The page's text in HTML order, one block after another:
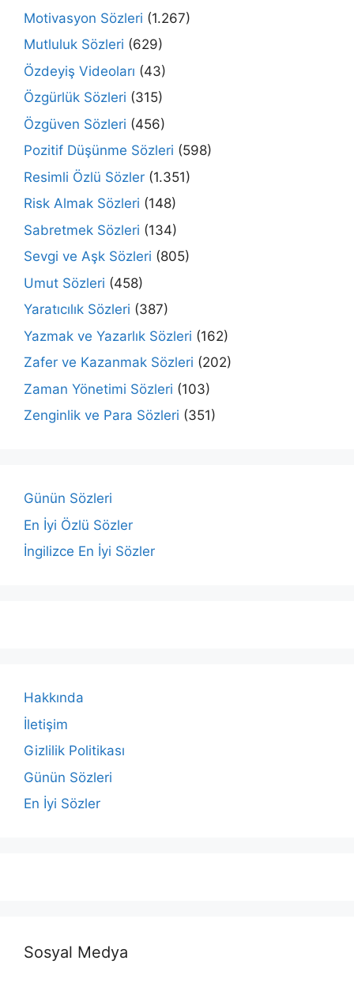
Motivasyon Sözleri (1.267)
Mutluluk Sözleri (629)
Özdeyiş Videoları (43)
Özgürlük Sözleri (315)
Özgüven Sözleri (456)
Pozitif Düşünme Sözleri (598)
Resimli Özlü Sözler (1.351)
Risk Almak Sözleri (148)
Sabretmek Sözleri (134)
Sevgi ve Aşk Sözleri (805)
Umut Sözleri (458)
Yaratıcılık Sözleri (387)
Yazmak ve Yazarlık Sözleri (162)
Zafer ve Kazanmak Sözleri (202)
Zaman Yönetimi Sözleri (103)
Zenginlik ve Para Sözleri (351)
Günün Sözleri
En İyi Özlü Sözler
İngilizce En İyi Sözler
Hakkında
İletişim
Gizlilik Politikası
Günün Sözleri
En İyi Sözler
Sosyal Medya